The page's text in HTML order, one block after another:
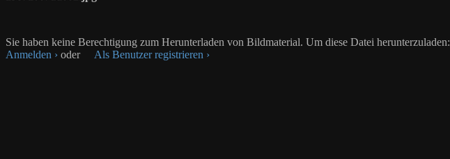
Sie haben keine Berechtigung zum Herunterladen von Bildmaterial. Um diese Datei herunterzuladen:
Anmelden › oder Als Benutzer registrieren ›